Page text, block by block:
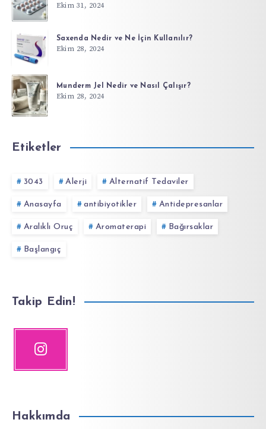
Ekim 31, 2024
Saxenda Nedir ve Ne İçin Kullanılır?
Ekim 28, 2024
Munderm Jel Nedir ve Nasıl Çalışır?
Ekim 28, 2024
Etiketler
3043 Alerji Alternatif Tedaviler
Anasayfa antibiyotikler Antidepresanlar
Aralıklı Oruç Aromaterapi Bağırsaklar
Başlangıç
Takip Edin!
Hakkımda